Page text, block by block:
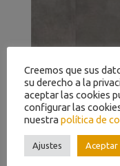
Creemos que sus
su derecho a la
aceptar las cookies
configurar las
nuestra política de
Ajustes Aceptar